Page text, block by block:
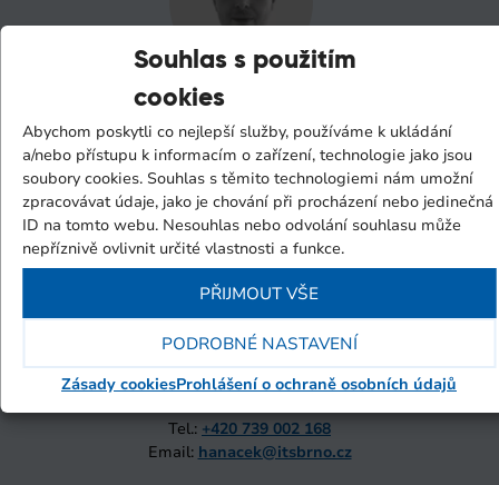
Souhlas s použitím
cookies
Abychom poskytli co nejlepší služby, používáme k ukládání
a/nebo přístupu k informacím o zařízení, technologie jako jsou
soubory cookies. Souhlas s těmito technologiemi nám umožní
zpracovávat údaje, jako je chování při procházení nebo jedinečná
ID na tomto webu. Nesouhlas nebo odvolání souhlasu může
nepříznivě ovlivnit určité vlastnosti a funkce.
PŘIJMOUT VŠE
PODROBNÉ NASTAVENÍ
Zásady cookiesProhlášení o ochraně osobních údajů
Tomáš Purkert
obchodní manažer
Tel.:+420 730 800 820
Email:purkert@itsbrno.cz
Jan Hanáček
Tel.: +420 739 002 168
Email: hanacek@itsbrno.cz